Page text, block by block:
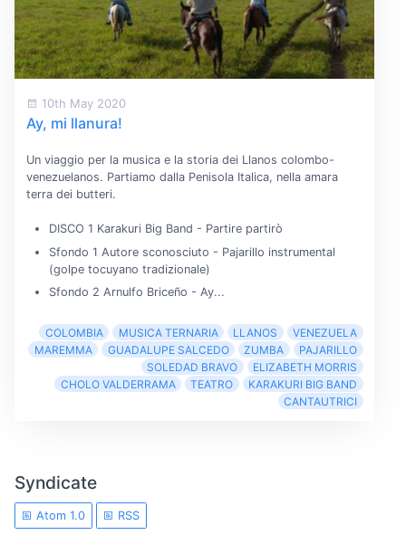
10th May 2020
Ay, mi llanura!
Un viaggio per la musica e la storia dei Llanos colombo-
venezuelanos. Partiamo dalla Penisola Italica, nella amara
terra dei butteri.
DISCO 1 Karakuri Big Band - Partire partirò
Sfondo 1 Autore sconosciuto - Pajarillo instrumental
(golpe tocuyano tradizionale)
Sfondo 2 Arnulfo Briceño - Ay...
COLOMBIA MUSICA TERNARIA LLANOS
VENEZUELA
MAREMMA
GUADALUPE SALCEDO ZUMBA
PAJARILLO
SOLEDAD BRAVO
ELIZABETH MORRIS
CHOLO VALDERRAMA
TEATRO
KARAKURI BIG BAND
CANTAUTRICI
Syndicate
Atom 1.0 RSS